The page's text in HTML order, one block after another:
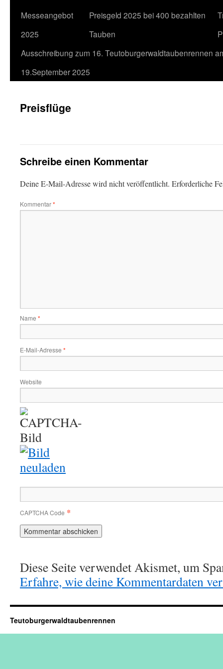
Messeangebot
2025
Preisgeld 2025 bei 400 bezahlten
Tauben
Ausschreibung zum 16. Teutoburgerwaldtaubenrennen
19.September 2025
Preisflüge
Schreibe einen Kommentar
Deine E-Mail-Adresse wird nicht veröffentlicht. Erforderliche
Kommentar*
Name *
E-Mail-Adresse *
Website
CAPTCHA Code *
Diese Seite verwendet Akismet, um
Erfahre, wie deine Kommentardaten
Teutoburgerwaldtaubenrennen